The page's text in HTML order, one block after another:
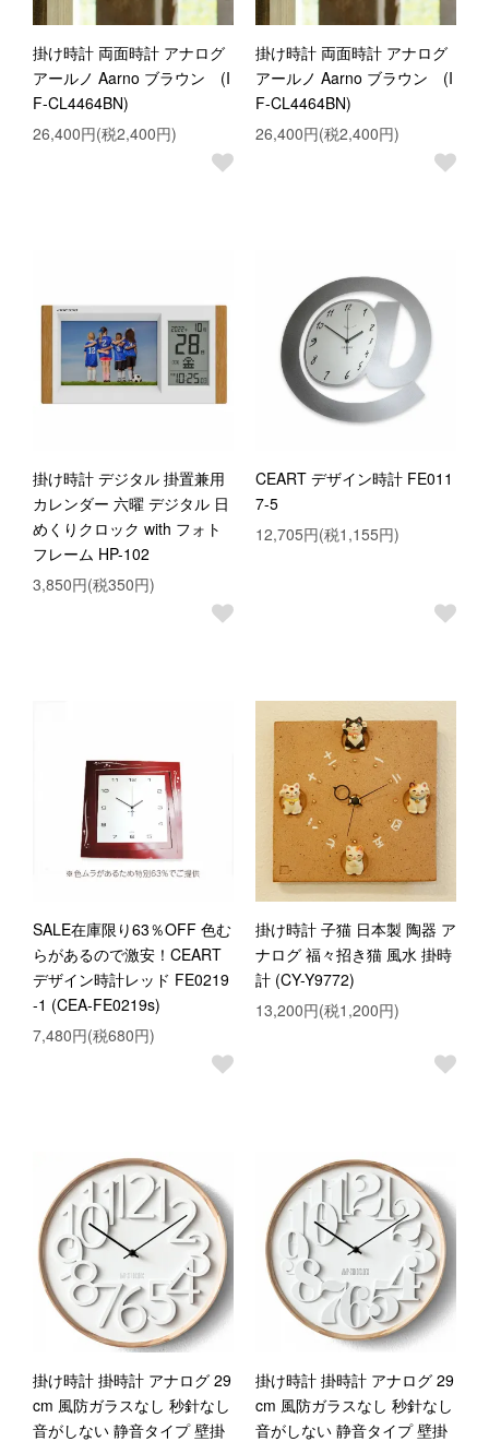
掛け時計 両面時計 アナログ
アールノ Aarno ブラウン (I
F-CL4464BN)
26,400円(税2,400円)
掛け時計 両面時計 アナログ
アールノ Aarno ブラウン (I
F-CL4464BN)
26,400円(税2,400円)
掛け時計 デジタル 掛置兼用
カレンダー 六曜 デジタル 日
めくりクロック with フォト
フレーム HP-102
3,850円(税350円)
CEART デザイン時計 FE011
7-5
12,705円(税1,155円)
SALE在庫限り63％OFF 色む
らがあるので激安！CEART
デザイン時計レッド FE0219
-1 (CEA-FE0219s)
7,480円(税680円)
掛け時計 子猫 日本製 陶器 ア
ナログ 福々招き猫 風水 掛時
計 (CY-Y9772)
13,200円(税1,200円)
掛け時計 掛時計 アナログ 29
cm 風防ガラスなし 秒針なし
音がしない 静音タイプ 壁掛
掛け時計 掛時計 アナログ 29
cm 風防ガラスなし 秒針なし
音がしない 静音タイプ 壁掛